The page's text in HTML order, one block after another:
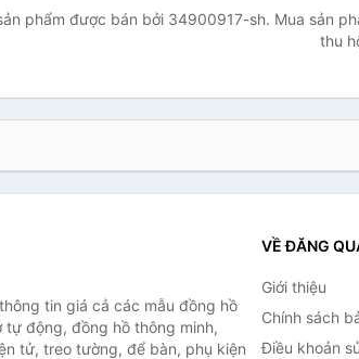
phẩm được bán bởi 34900917-sh. Mua sản
thu
tin giá cả các mẫu đồng hồ
động, đồng hồ thông minh,
tử, treo tường, để bàn, phụ kiện
VỀ ĐĂNG
Giới thiệu
Chính sách
Điều khoản